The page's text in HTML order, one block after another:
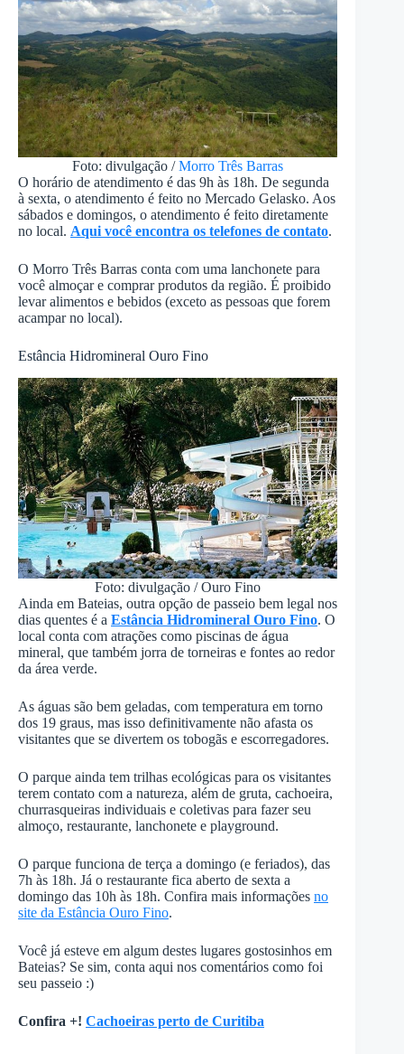
Foto: divulgação /Morro Três Barras
O horário de atendimento é das 9h às 18h. De segunda
à sexta, o atendimento é feito no Mercado Gelasko. Aos
sábados e domingos, o atendimento é feito diretamente
no local. Aqui você encontra os telefones de contato.
O Morro Três Barras conta com uma lanchonete para
você almoçar e comprar produtos da região. É proibido
levar alimentos e bebidos (exceto as pessoas que forem
acampar no local).
Estância Hidromineral Ouro Fino
Foto: divulgação / Ouro Fino
Ainda em Bateias, outra opção de passeio bem legal nos
dias quentes é a Estância Hidromineral Ouro Fino. O
local conta com atrações como piscinas de água
mineral, que também jorra de torneiras e fontes ao redor
da área verde.
As águas são bem geladas, com temperatura em torno
dos 19 graus, mas isso definitivamente não afasta os
visitantes que se divertem os tobogãs e escorregadores.
O parque ainda tem trilhas ecológicas para os visitantes
terem contato com a natureza, além de gruta, cachoeira,
churrasqueiras individuais e coletivas para fazer seu
almoço, restaurante, lanchonete e playground.
O parque funciona de terça a domingo (e feriados), das
7h às 18h. Já o restaurante fica aberto de sexta a
domingo das 10h às 18h. Confira mais informações no
site da Estância Ouro Fino.
Você já esteve em algum destes lugares gostosinhos em
Bateias? Se sim, conta aqui nos comentários como foi
seu passeio :)
Confira +! Cachoeiras perto de Curitiba